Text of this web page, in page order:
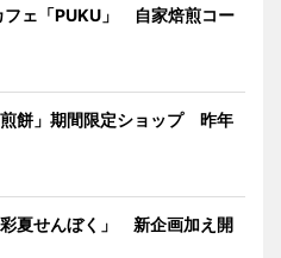
フェ「PUKU」 自家焙煎コー
餅」期間限定ショップ 昨年
夏せんぼく」 新企画加え開